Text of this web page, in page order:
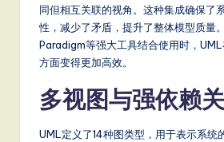
fi
d
C
hi
同但相互关联的视角。这种集成确保了
性，减少了矛盾，提升了整体模型质量
Paradigm等强大工具结合使用时，
方面变得更加高效。
多视图与强依赖
UML定义了14种图类型，用于表示系统